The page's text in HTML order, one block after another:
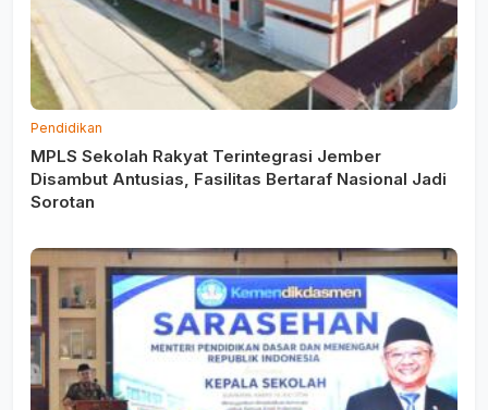
Pendidikan
MPLS Sekolah Rakyat Terintegrasi Jember
Disambut Antusias, Fasilitas Bertaraf Nasional Jadi
Sorotan